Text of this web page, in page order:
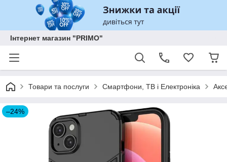
Інтернет магазин "PRIMO"
Товари та послуги Смартфони, ТВ і Електроніка
–24%